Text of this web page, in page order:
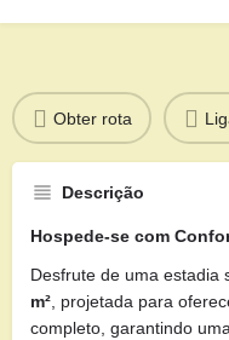
Obter rota
Descrição
Hospede-se com
Desfrute de uma estadia
m² , projetada para
completo, garantindo